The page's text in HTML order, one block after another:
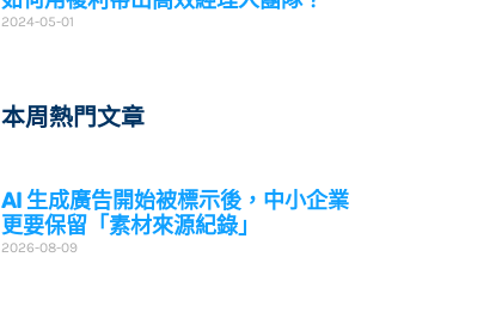
2024-05-01
本周熱門文章
AI 生成廣告開始被標示後，中小企業
更要保留「素材來源紀錄」
2026-08-09